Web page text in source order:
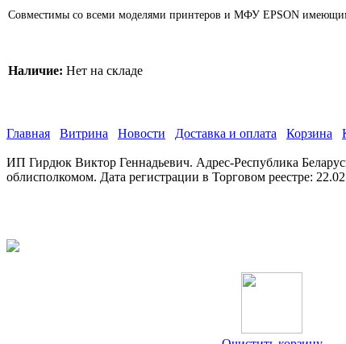
Совместимы со всеми моделями принтеров и МФУ EPSON
Наличие: Нет на складе
Главная
Витрина Новости Доставка и оплата Корзина
ИП Гирдюк Виктор Геннадьевич. Адрес-Республика
облисполкомом. Дата регистрации в Торговом реестре: